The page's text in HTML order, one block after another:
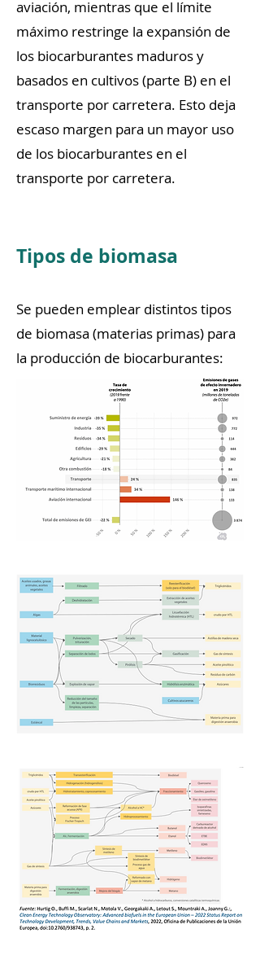
aviación, mientras que el límite
máximo restringe la expansión de
los biocarburantes maduros y
basados en cultivos (parte B) en el
transporte por carretera. Esto deja
escaso margen para un mayor uso
de los biocarburantes en el
transporte por carretera.
Tipos de biomasa
Se pueden emplear distintos tipos
de biomasa (materias primas) para
la producción de biocarburantes: